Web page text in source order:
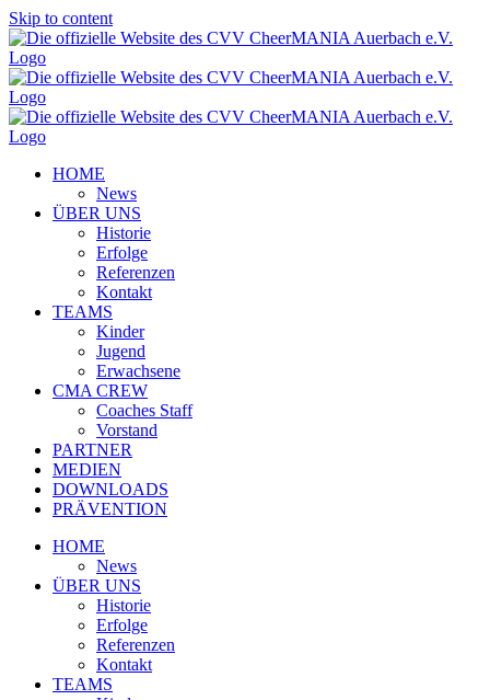
Skip to content
HOME
News
ÜBER UNS
Historie
Erfolge
Referenzen
Kontakt
TEAMS
Kinder
Jugend
Erwachsene
CMA CREW
Coaches Staff
Vorstand
PARTNER
MEDIEN
DOWNLOADS
PRÄVENTION
HOME
News
ÜBER UNS
Historie
Erfolge
Referenzen
Kontakt
TEAMS